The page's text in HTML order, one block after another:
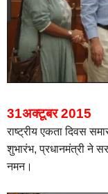
31अक्टूबर 2015
राष्ट्रीय एकता दिवस
शुभारंभ, प्रधानमंत्री ने
नमन।